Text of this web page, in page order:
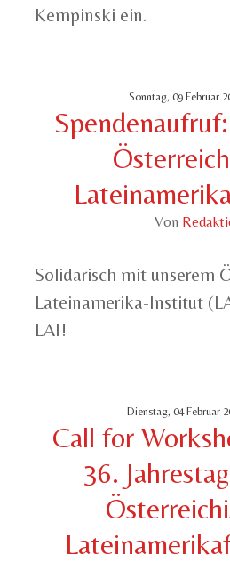
Kempinski ein.
Sonntag, 09 Februar
Von
Solidarisch mit unserem
Lateinamerika-Institut
LAI!
Dienstag, 04 Februar
Call for
36.